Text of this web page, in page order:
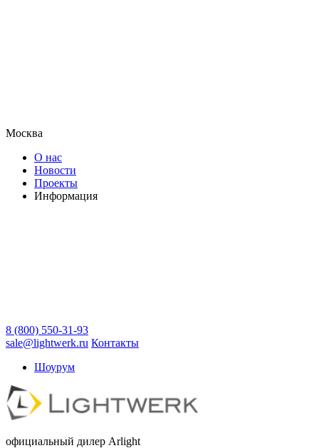
Москва
О нас
Новости
Проекты
Информация
8 (800) 550-31-93
sale@lightwerk.ru Контакты
Шоурум
официальный дилер Arlight